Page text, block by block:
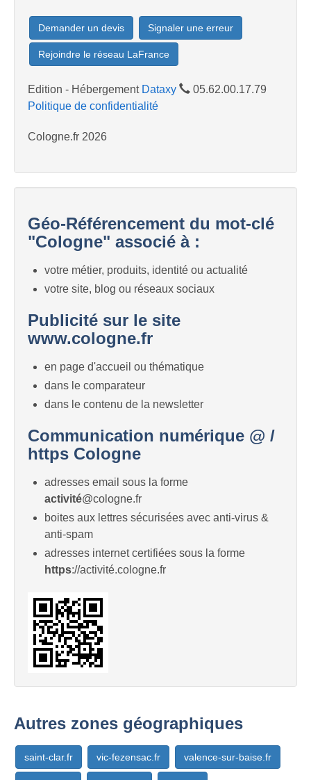
Demander un devis Signaler une erreur
Rejoindre le réseau LaFrance
Edition - Hébergement Dataxy
05.62.00.17.79
Politique de confidentialité
Cologne.fr 2026
Géo-Référencement du mot-clé
"Cologne" associé à :
votre métier, produits, identité ou actualité
votre site, blog ou réseaux sociaux
Publicité sur le site
www.cologne.fr
en page d'accueil ou thématique
dans le comparateur
dans le contenu de la newsletter
Communication numérique @ /
https Cologne
adresses email sous la forme
activité@cologne.fr
boites aux lettres sécurisées avec anti-virus &
anti-spam
adresses internet certifiées sous la forme
https://activité.cologne.fr
Autres zones géographiques
saint-clar.fr vic-fezensac.fr valence-sur-baise.fr